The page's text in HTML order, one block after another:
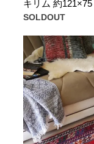
キリム 約121×75
SOLDOUT